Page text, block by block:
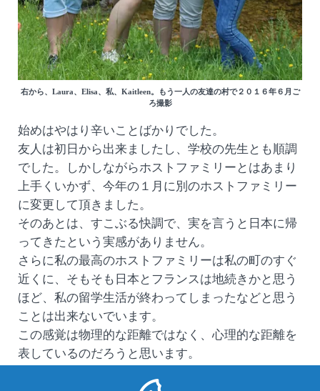
右から、Laura、Elisa、私、Kaitleen。もう一人の友達の村で２０１６年６月ご
ろ撮影
始めはやはり辛いことばかりでした。
友人は初日から出来ましたし、学校の先生とも順調
でした。しかしながらホストファミリーとはあまり
上手くいかず、今年の１月に別のホストファミリー
に変更して頂きました。
そのあとは、すこぶる快調で、実を言うと日本に帰
ってきたという実感がありません。
さらに私の最高のホストファミリーは私の町のすぐ
近くに、そもそも日本とフランスは地続きかと思う
ほど、私の留学生活が終わってしまったなどと思う
ことは出来ないでいます。
この感覚は物理的な距離ではなく、心理的な距離を
表しているのだろうと思います。